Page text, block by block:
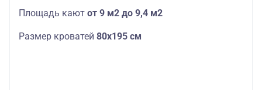
Площадь кают от 9 м2 до 9,4 м2
Размер кроватей 80х195 см